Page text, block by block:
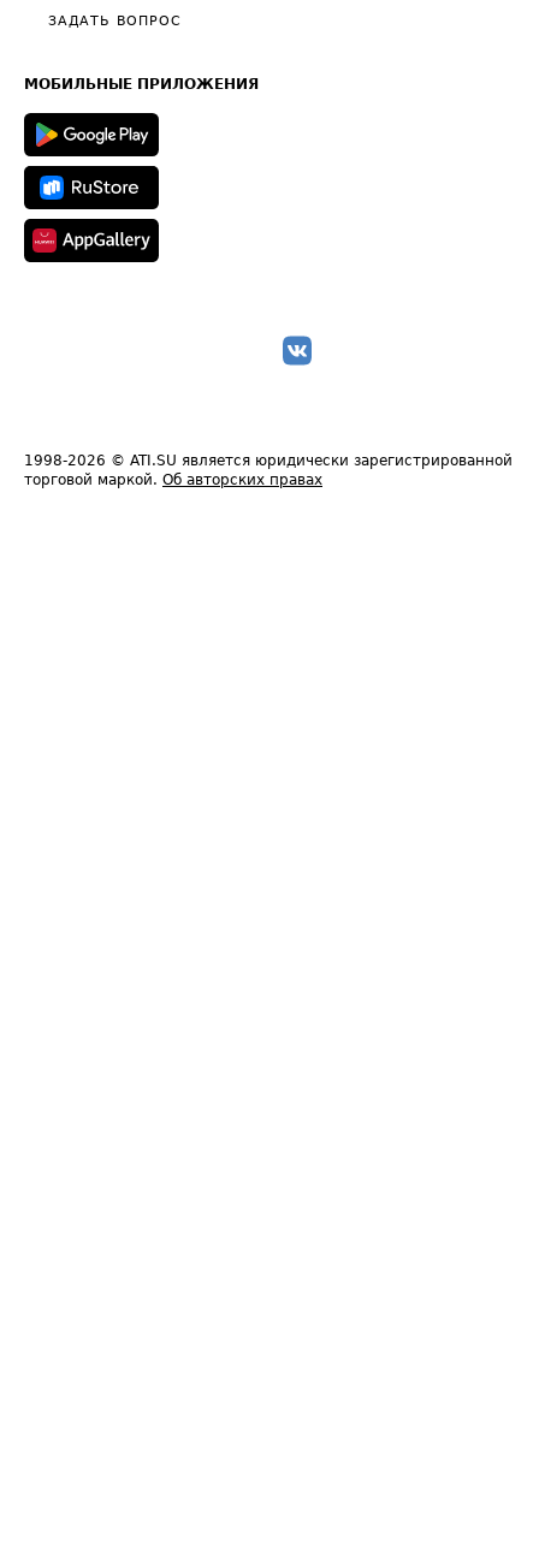
Общие положения
Полезное по перевозкам
Техническая информация
ЗАДАТЬ ВОПРОС
МОБИЛЬНЫЕ ПРИЛОЖЕНИЯ
1998-2026 © ATI.SU является юридически зарегистрированной
торговой маркой. Об авторских правах